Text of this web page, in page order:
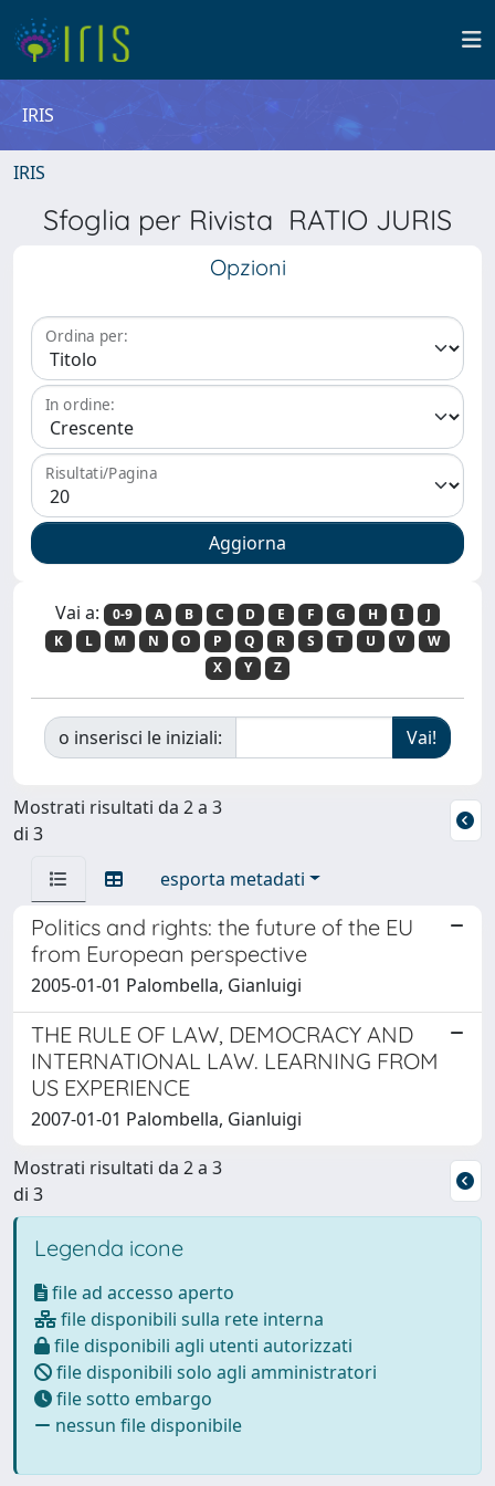
IRIS
IRIS
Sfoglia per Rivista RATIO JURIS
Opzioni
Ordina per:
In ordine:
Risultati/Pagina
Vai a: 0-9 A B C D E F G H I
J
K
L M N O P Q R S T U V
W
X
Y Z
o inserisci le iniziali:
Mostrati risultati da 2 a 3
di 3
esporta metadati
Politics and rights: the future of the EU
from European perspective
2005-01-01 Palombella, Gianluigi
THE RULE OF LAW, DEMOCRACY AND
INTERNATIONAL LAW. LEARNING FROM
US EXPERIENCE
2007-01-01 Palombella, Gianluigi
Mostrati risultati da 2 a 3
di 3
Legenda icone
file ad accesso aperto
file disponibili sulla rete interna
file disponibili agli utenti autorizzati
file disponibili solo agli amministratori
file sotto embargo
nessun file disponibile